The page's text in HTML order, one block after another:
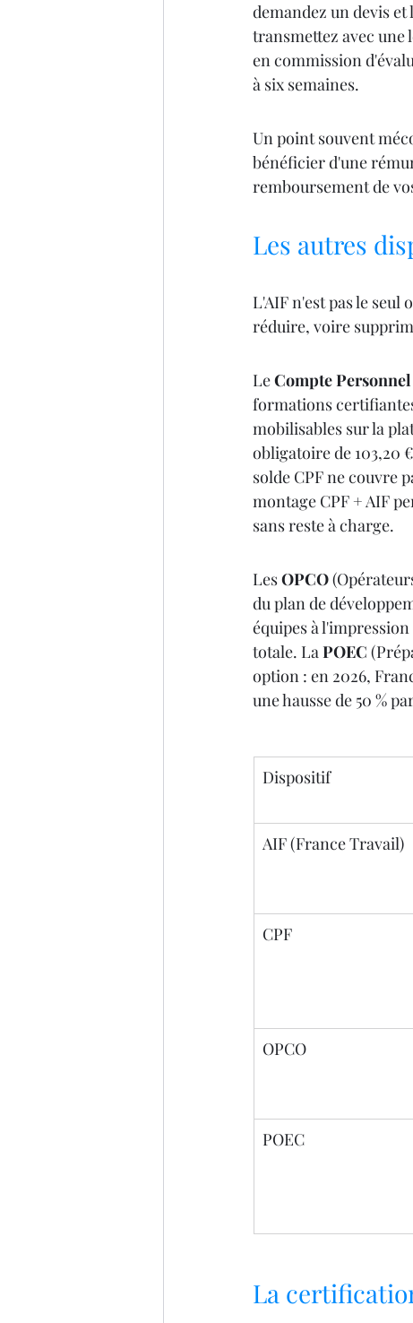
demandez un devis
transmettez avec
en commission
à six semaines.
Un point souvent
bénéficier d'une
remboursement de
Les autres
L'AIF n'est pas le
réduire, voire
Le Compte
formations
mobilisables sur la
obligatoire de 103,20
solde CPF ne couvre
montage CPF + AIF
sans reste à charge.
Les OPCO
du plan de
équipes à
totale. La POEC
option : en 2026,
une hausse de 50 %
Dispositif
AIF (France Travail)
CPF
OPCO
POEC
La